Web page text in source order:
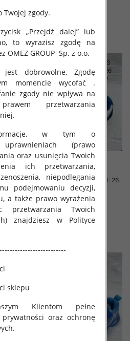
Sportowe Chłopięca Roz 21-26
/16 par
34.00 zł
Twojej zgody.
„Przejdź dalej” lub
to wyrazisz zgodę na
OMEZ GROUP Sp. z o.o.
jest dobrowolne. Zgodę
momencie wycofać .
zgody nie wpływa na
przetwarzania
w tym o
uprawnieniach (prawo
oraz usunięcia Twoich
ich przetwarzania,
niepodlegania
podejmowaniu decyzji,
a także prawo wyrażenia
przetwarzania Twoich
znajdziesz w Polityce
sklepu
Klientom pełne
oraz ochronę